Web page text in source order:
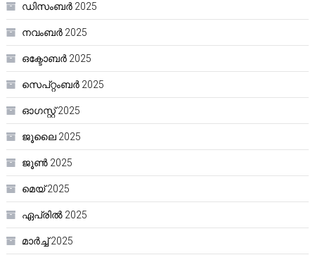
ഡിസംബർ 2025
നവംബർ 2025
ഒക്ടോബർ 2025
സെപ്റ്റംബർ 2025
ഓഗസ്റ്റ്‌ 2025
ജൂലൈ 2025
ജൂൺ 2025
മെയ്‌ 2025
ഏപ്രിൽ 2025
മാർച്ച്‌ 2025